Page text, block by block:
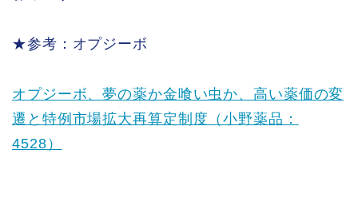
★参考：オプジーボ
オプジーボ、夢の薬か金喰い虫か、高い薬価の変
遷と特例市場拡大再算定制度（小野薬品：
4528）